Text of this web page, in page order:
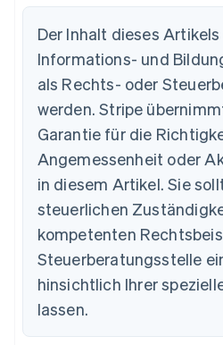
Der Inhalt dieses
Informations- und
als Rechts- oder
werden. Stripe
Garantie für die
Angemessenheit oder
in diesem Artikel. Sie
steuerlichen
kompetenten
Steuerberatungsstelle
hinsichtlich Ihrer
lassen.
English
NederlandsFrançaisDeutsch
Brasilien
Português English
Bulgarien
English
Dänemark
Deutschland
DeutschEnglish
Estland
English
Festlandchina
简体中文English
English
Frankreich